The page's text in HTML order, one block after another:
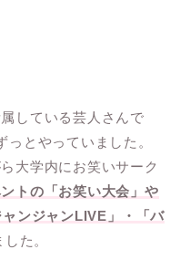
している芸人さんで
とやっていました。
大学内にお笑いサーク
トの「お笑い大会」や
ンジャンLIVE」・「バ
した。